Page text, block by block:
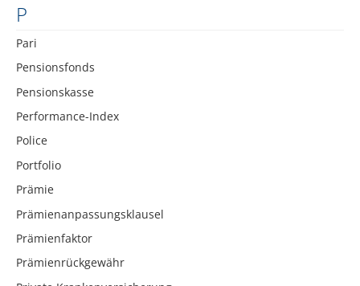
P
Pari
Pensionsfonds
Pensionskasse
Performance-Index
Police
Portfolio
Prämie
Prämienanpassungsklausel
Prämienfaktor
Prämienrückgewähr